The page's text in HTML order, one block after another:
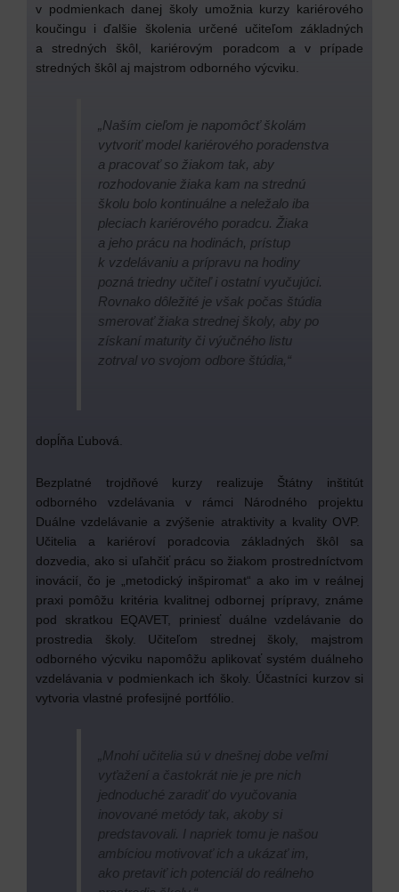
v podmienkach danej školy umožnia kurzy kariérového
koučingu i ďalšie školenia určené učiteľom základných
a stredných škôl, kariérovým poradcom a v prípade
stredných škôl aj majstrom odborného výcviku.
„Naším cieľom je napomôcť školám
vytvoriť model kariérového poradenstva
a pracovať so žiakom tak, aby
rozhodovanie žiaka kam na strednú
školu bolo kontinuálne a neležalo iba
pleciach kariérového poradcu. Žiaka
a jeho prácu na hodinách, prístup
k vzdelávaniu a prípravu na hodiny
pozná triedny učiteľ i ostatní vyučujúci.
Rovnako dôležité je však počas štúdia
smerovať žiaka strednej školy, aby po
získaní maturity či výučného listu
zotrval vo svojom odbore štúdia,“
dopĺňa Ľubová.
Bezplatné trojdňové kurzy realizuje Štátny inštitút
odborného vzdelávania v rámci Národného projektu
Duálne vzdelávanie a zvýšenie atraktivity a kvality OVP.
Učitelia a kariéroví poradcovia základných škôl sa
dozvedia, ako si uľahčiť prácu so žiakom prostredníctvom
inovácií, čo je „metodický inšpiromat“ a ako im v reálnej
praxi pomôžu kritéria kvalitnej odbornej prípravy, známe
pod skratkou EQAVET, priniesť duálne vzdelávanie do
prostredia školy. Učiteľom strednej školy, majstrom
odborného výcviku napomôžu aplikovať systém duálneho
vzdelávania v podmienkach ich školy. Účastníci kurzov si
vytvoria vlastné profesijné portfólio.
„Mnohí učitelia sú v dnešnej dobe veľmi
vyťažení a častokrát nie je pre nich
jednoduché zaradiť do vyučovania
inovované metódy tak, akoby si
predstavovali. I napriek tomu je našou
ambíciou motivovať ich a ukázať im,
ako pretaviť ich potenciál do reálneho